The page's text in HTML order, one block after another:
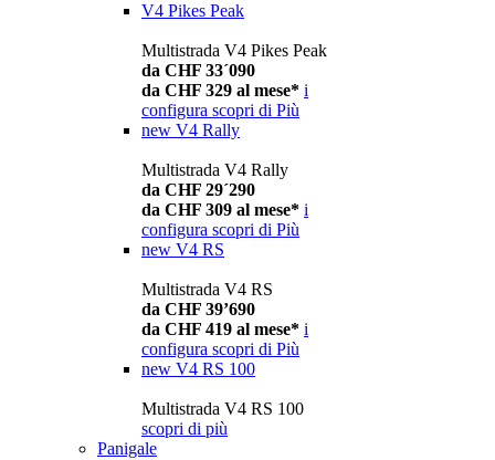
V4 Pikes Peak
Multistrada V4 Pikes Peak
da CHF 33´090
da CHF 329 al mese* i
configura scopri di Più
new V4 Rally
Multistrada V4 Rally
da CHF 29´290
da CHF 309 al mese* i
configura scopri di Più
new V4 RS
Multistrada V4 RS
da CHF 39’690
da CHF 419 al mese* i
configura scopri di Più
new V4 RS 100
Multistrada V4 RS 100
scopri di più
Panigale